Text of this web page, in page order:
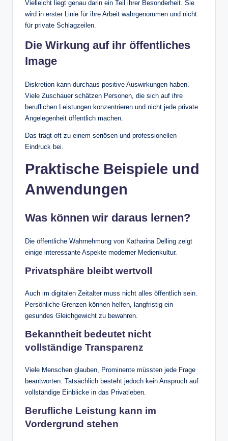
Vielleicht liegt genau darin ein Teil ihrer Besonderheit. Sie
wird in erster Linie für ihre Arbeit wahrgenommen und nicht
für private Schlagzeilen.
Die Wirkung auf ihr öffentliches
Image
Diskretion kann durchaus positive Auswirkungen haben.
Viele Zuschauer schätzen Personen, die sich auf ihre
beruflichen Leistungen konzentrieren und nicht jede private
Angelegenheit öffentlich machen.
Das trägt oft zu einem seriösen und professionellen
Eindruck bei.
Praktische Beispiele und
Anwendungen
Was können wir daraus lernen?
Die öffentliche Wahrnehmung von Katharina Delling zeigt
einige interessante Aspekte moderner Medienkultur.
Privatsphäre bleibt wertvoll
Auch im digitalen Zeitalter muss nicht alles öffentlich sein.
Persönliche Grenzen können helfen, langfristig ein
gesundes Gleichgewicht zu bewahren.
Bekanntheit bedeutet nicht
vollständige Transparenz
Viele Menschen glauben, Prominente müssten jede Frage
beantworten. Tatsächlich besteht jedoch kein Anspruch auf
vollständige Einblicke in das Privatleben.
Berufliche Leistung kann im
Vordergrund stehen